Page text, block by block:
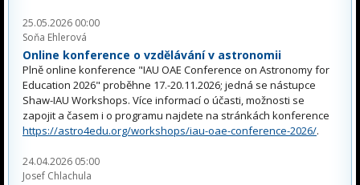
25.05.2026 00:00
Soňa Ehlerová
Online konference o vzdělávání v astronomii
Plně online konference "IAU OAE Conference on Astronomy for
Education 2026" proběhne 17.-20.11.2026; jedná se nástupce
Shaw-IAU Workshops. Více informací o účasti, možnosti se
zapojit a časem i o programu najdete na stránkách konference
https://astro4edu.org/workshops/iau-oae-conference-2026/.
24.04.2026 05:00
Josef Chlachula